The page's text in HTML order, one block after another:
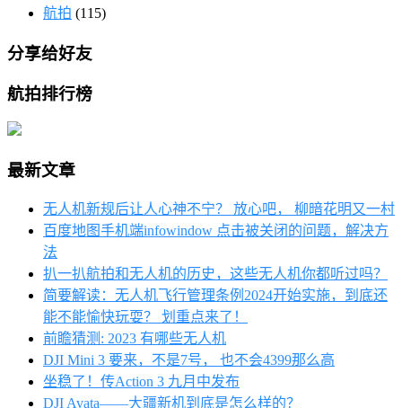
航拍 (115)
分享给好友
航拍排行榜
最新文章
无人机新规后让人心神不宁？ 放心吧， 柳暗花明又一村
百度地图手机端infowindow 点击被关闭的问题，解决方
法
扒一扒航拍和无人机的历史，这些无人机你都听过吗？
简要解读：无人机飞行管理条例2024开始实施，到底还
能不能愉快玩耍？ 划重点来了！
前瞻猜测: 2023 有哪些无人机
DJI Mini 3 要来，不是7号， 也不会4399那么高
坐稳了！传Action 3 九月中发布
DJI Avata——大疆新机到底是怎么样的？